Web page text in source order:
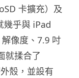
卡擴充）及
幾乎與 iPad
像度、7.9 吋
就揉合了
殼，並設有